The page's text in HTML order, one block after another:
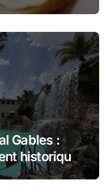
Gables :
historique